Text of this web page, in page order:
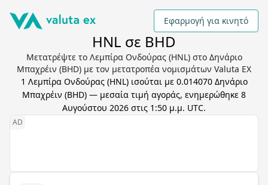
Εφαρμογή για κινητό
HNL σε BHD
Μετατρέψτε το Λεμπίρα Ονδούρας (HNL) στο Δηνάριο
Μπαχρέιν (BHD) με τον μετατροπέα νομισμάτων Valuta EX
1 Λεμπίρα Ονδούρας(HNL) ισούται με 0.014070 Δηνάριο
Μπαχρέιν (BHD) — μεσαία τιμή αγοράς, ενημερώθηκε 8
Αυγούστου 2026 στις 1:50 μ.μ. UTC.